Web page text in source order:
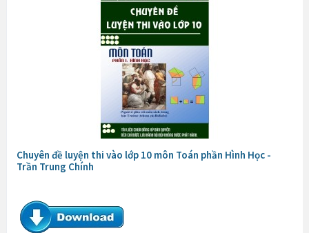
Chuyên đề luyện thi vào lớp 10 môn Toán phần Hình Học -
Trần Trung Chính